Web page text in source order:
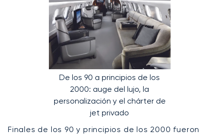
De los 90 a principios de los
2000: auge del lujo, la
personalización y el chárter de
jet privado
Finales de los 90 y principios de los 2000 fueron